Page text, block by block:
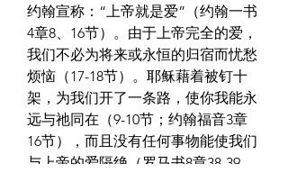
约翰宣称：“上帝就是爱”（约翰一书
4章8、16节）。由于上帝完全的爱，
我们不必为将来或永恒的归宿而忧愁
烦恼（17-18节）。耶稣藉着被钉十
架，为我们开了一条路，使你我能永
远与祂同在（9-10节；约翰福音3章
16节），而且没有任何事物能使我们
与上帝的爱隔绝（罗马书8章38-39